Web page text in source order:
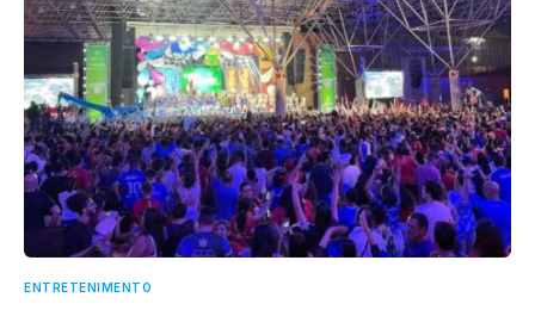
ENTRETENIMENTO